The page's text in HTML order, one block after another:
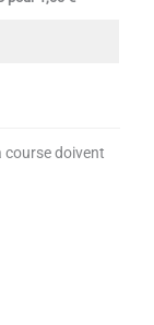
course doivent